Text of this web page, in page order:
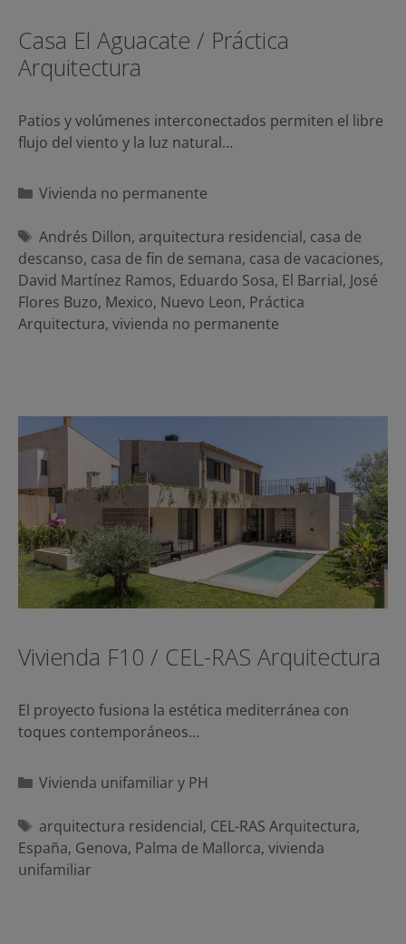
Casa El Aguacate / Práctica
Arquitectura
Patios y volúmenes interconectados permiten el libre
flujo del viento y la luz natural…
Categorías
Vivienda no permanente
Etiquetas
Andrés Dillon, arquitectura residencial, casa de
descanso, casa de fin de semana, casa de vacaciones,
David Martínez Ramos, Eduardo Sosa, El Barrial, José
Flores Buzo, Mexico, Nuevo Leon, Práctica
Arquitectura, vivienda no permanente
Vivienda F10 / CEL-RAS Arquitectura
El proyecto fusiona la estética mediterránea con
toques contemporáneos…
Categorías
Vivienda unifamiliar y PH
Etiquetas
arquitectura residencial, CEL-RAS Arquitectura,
España, Genova, Palma de Mallorca, vivienda
unifamiliar